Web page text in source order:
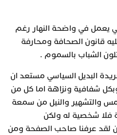
يعمل في واضحة النهار رغم
قانون الصحافة ومحارفة
الشباب بالسموم .
البديل السياسي مستعد ان
شفافية ونزاهة اما كل من
والتشهير والنيل من سمعة
فلا شخصية له ولكن
لقد عرفنا صاحب الصفحة ومن